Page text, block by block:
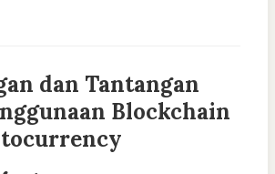
dan Tantangan
Blockchain